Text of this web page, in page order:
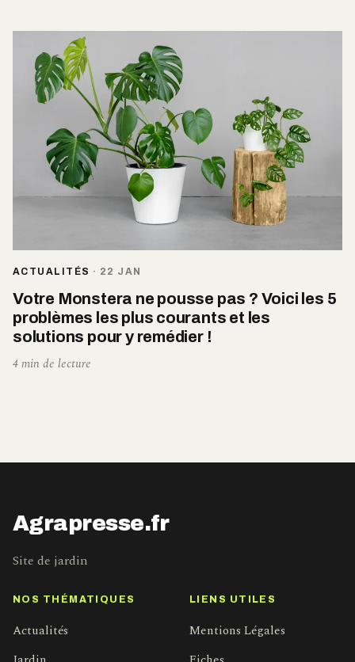
ACTUALITÉS · 22 JAN
Votre Monstera ne pousse pas ? Voici les 5
problèmes les plus courants et les
solutions pour y remédier !
4 min de lecture
Agrapresse.fr
Site de jardin
NOS THÉMATIQUES
Actualités
LIENS UTILES
Mentions Légales